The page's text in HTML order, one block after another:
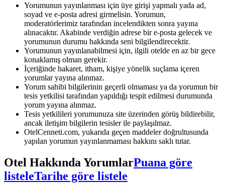
Yorumunun yayınlanması için üye girişi yapmalı yada ad,
soyad ve e-posta adresi girmelisin. Yorumun,
moderatörlerimiz tarafından incelendikten sonra yayına
alınacaktır. Akabinde verdiğin adrese bir e-posta gelecek ve
yorumunun durumu hakkında seni bilgilendirecektir.
Yorumunun yayınlanabilmesi için, ilgili otelde en az bir gece
konaklamış olman gerekir.
İçeriğinde hakaret, itham, kişiye yönelik suçlama içeren
yorumlar yayına alınmaz.
Yorum sahibi bilgilerinin geçerli olmaması ya da yorumun bir
tesis yetkilisi tarafından yapıldığı tespit edilmesi durumunda
yorum yayına alınmaz.
Tesis yetkilileri yorumunuza site üzerinden görüş bildirebilir,
ancak iletişim bilgilerin tesisler ile paylaşılmaz.
OtelCenneti.com, yukarıda geçen maddeler doğrultusunda
yapılan yorumun yayınlanmaması hakkını saklı tutar.
Otel Hakkında YorumlarPuana göre
listeleTarihe göre listele